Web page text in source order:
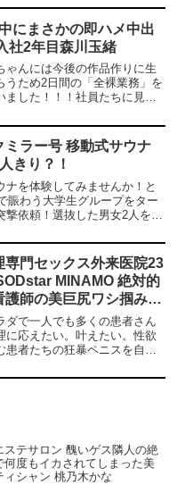
！最後はホテルで心行く
ックス！
ーケード、街中、我慢しきれ
んの人に見守られながらスー
クピク震えて「あんっイク
かしがりながらも色々な場所
極の羞恥プレイがここに！
にまさかの即ハメ中出
社2年目森川玉緒
ゃんには今後の作品作りに生
うため2日間の「全裸業務」を
ました！！！社員たちに見ら
ために頑張りました！電話対
ロケ準備中にも、そしてロケ
？
ミラー号 移動式サウナ
きり？！
ナを体験してみませんか！と
賑わう大学生グループをター
撃依頼！選抜した男女2人を特
ナ内、きわどい専用着、止ま
勃ち勃起でお互い暴走モード
専門セックス外来医院23
MINAMO 絶対的
護師の美巨尻ワシ掴み、
ストンぶつかり性交治療
ダで一人でも多くの患者さん
に応えたい。叶えたい。性欲
患者たちの狂暴ペニスを自分
あった…。＃立バック＃性交
ステサロン 醜いゲス隣人の絶
何度もイカされてしまった美
ィシャン 桃乃木かな